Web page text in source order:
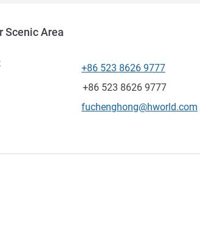
Scenic Area
โทรศัพท์
+86 523 8626 9777
แฟกซ์
+86 523 8626 9777
อีเมลติดต่อ
fuchenghong@hworld.com